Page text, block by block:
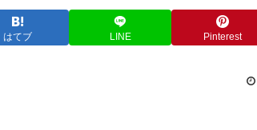
はてブ LINE Pinterest